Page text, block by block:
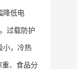
降低电
过载防护
小，冷热
重、食品分